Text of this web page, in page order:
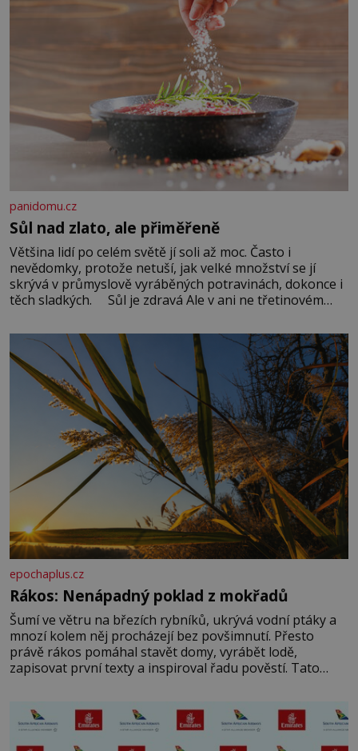
panidomu.cz
Sůl nad zlato, ale přiměřeně
Většina lidí po celém světě jí soli až moc. Často i
nevědomky, protože netuší, jak velké množství se jí
skrývá v průmyslově vyráběných potravinách, dokonce i
těch sladkých. Sůl je zdravá Ale v ani ne třetinovém
základní složky– sodík a chlór – jsou zásadní pro
správné hospodaření
epochaplus.cz
Rákos: Nenápadný poklad z mokřadů
Šumí ve větru na březích rybníků, ukrývá vodní ptáky a
mnozí kolem něj procházejí bez povšimnutí. Přesto
právě rákos pomáhal stavět domy, vyrábět lodě,
zapisovat první texty a inspiroval řadu pověstí. Tato
letního koupání. Stačí se však podívat